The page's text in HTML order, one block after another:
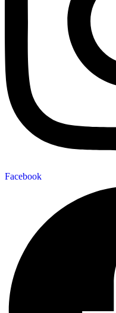
Facebook